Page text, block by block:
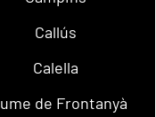
Callús
Calella
de Frontanyà